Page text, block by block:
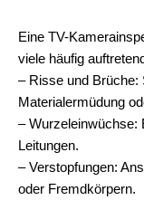
Eine TV-
viele häufig
– Risse und Brüche:
Materialermüdung
– Wurzeleinwüchse:
Leitungen.
– Verstopfungen:
oder Fremdkörpern.